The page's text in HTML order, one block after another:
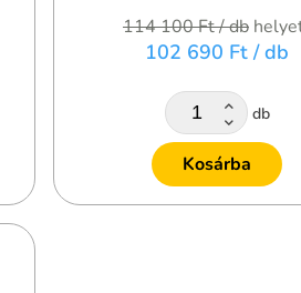
114 100 Ft/ db
102 690 Ft / db
db
Kosárba